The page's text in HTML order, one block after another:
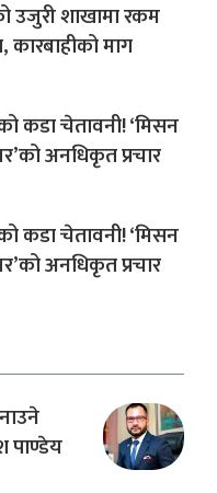
उजुरी शाखामा रकम
माग
कडा चेतावनी! ‘मिसन
अनधिकृत प्रचार
कडा चेतावनी! ‘मिसन
अनधिकृत प्रचार
पाण्डेय